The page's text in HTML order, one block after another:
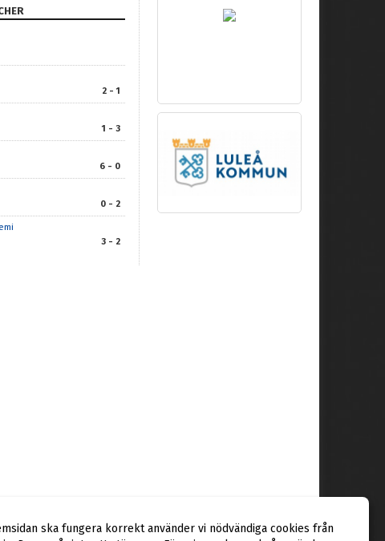
2 - 1
1 - 3
6 - 0
0 - 2
3 - 2
ska fungera korrekt använder vi nödvändiga cookies från